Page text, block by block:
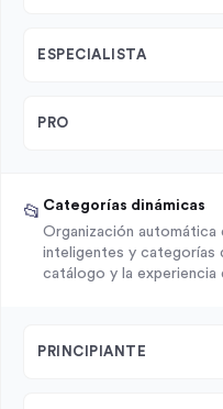
ESPECIALISTA
PRO
📂 Categorías dinámicas
Organización
inteligentes y categorías
catálogo y la
PRINCIPIANTE